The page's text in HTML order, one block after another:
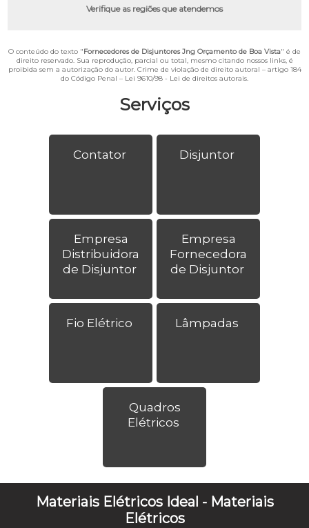
Serviços
Contator Disjuntor
Empresa
Distribuidora
de Disjuntor
Empresa
Fornecedora
de Disjuntor
Fio Elétrico Lâmpadas
Quadros
Elétricos
Verifique as regiões que atendemos
O conteúdo do texto "Fornecedores de Disjuntores Jng Orçamento de Boa Vista" é de
direito reservado. Sua reprodução, parcial ou total, mesmo citando nossos links, é
proibida sem a autorização do autor. Crime de violação de direito autoral – artigo 184
do Código Penal – Lei 9610/98 - Lei de direitos autorais.
Materiais Elétricos Ideal - Materiais
Elétricos